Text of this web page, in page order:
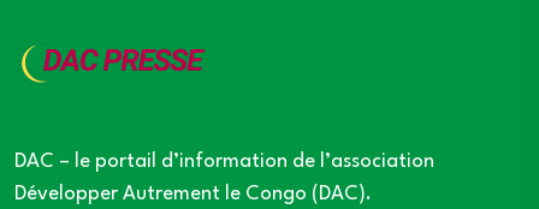
DAC – le portail d’information de l’association
Développer Autrement le Congo (DAC).